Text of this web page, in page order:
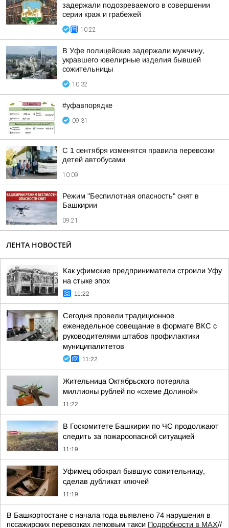
задержали подозреваемого в совершении
серии краж и грабежей
10:22
В Уфе полицейские задержали мужчину,
укравшего ювелирные изделия бывшей
сожительницы
10:32
#уфавпорядке
09:31
С 1 сентября изменятся правила перевозки
детей автобусами
10:09
Режим "Беспилотная опасность" снят в
Башкирии
09:21
ЛЕНТА НОВОСТЕЙ
Как уфимские предприниматели строили Уфу
на стыке эпох
11:22
Сегодня провели традиционное
еженедельное совещание в формате ВКС с
руководителями штабов профилактики
муниципалитетов
11:22
Жительница Октябрьского потеряла
миллионы рублей по «схеме Долиной»
11:22
В Госкомитете Башкирии по ЧС продолжают
следить за пожароопасной ситуацией
11:19
Уфимец обокрал бывшую сожительницу,
сделав дубликат ключей
11:19
В Башкортостане с начала года выявлено 74 нарушения в
пссажирских перевозках легковым такси Подробности в MAX//